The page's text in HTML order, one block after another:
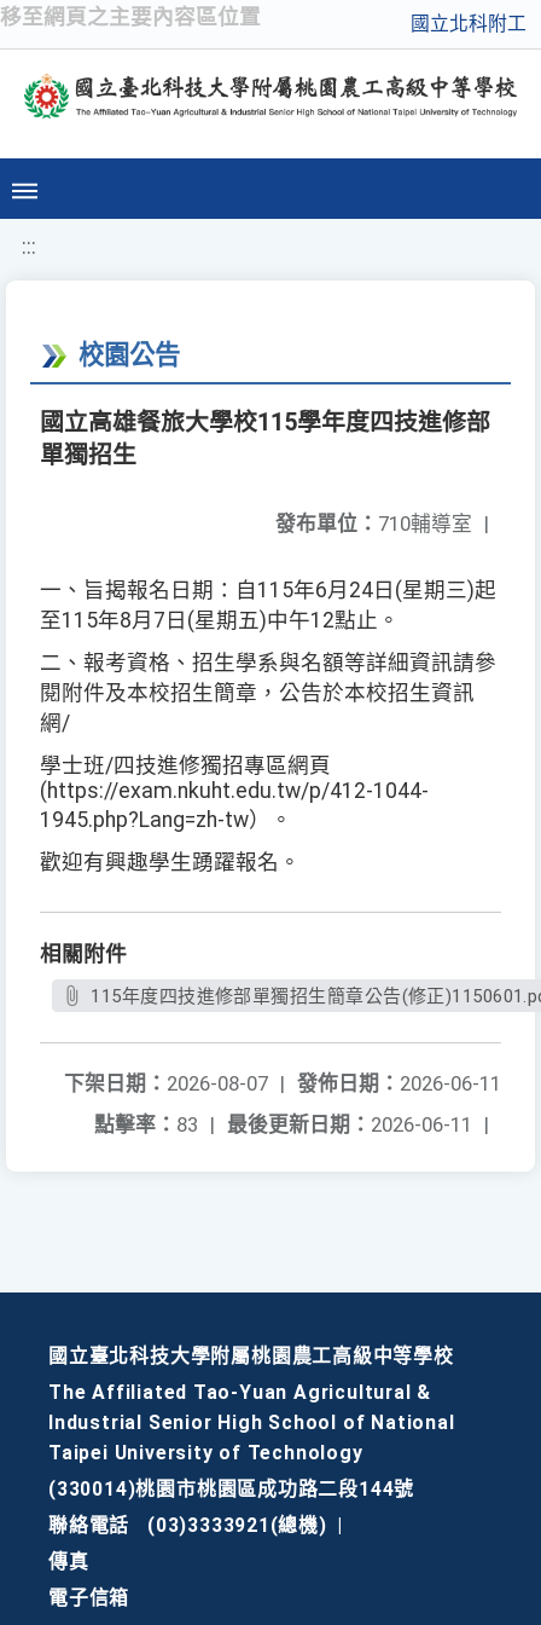
移至網頁之主要內容區位置 國立北科附工
:::
校園公告
國立高雄餐旅大學校115學年度四技進修部
單獨招生
發布單位： 710輔導室 |
一、旨揭報名日期：自115年6月24日(星期三)起
至115年8月7日(星期五)中午12點止。
二、報考資格、招生學系與名額等詳細資訊請參
閱附件及本校招生簡章，公告於本校招生資訊
網/
學士班/四技進修獨招專區網頁
(https://exam.nkuht.edu.tw/p/412-1044-
1945.php?Lang=zh-tw）。
歡迎有興趣學生踴躍報名。
相關附件
115年度四技進修部單獨招生簡章公告(修正
發佈日期： 2026-06-11
下架日期： 2026-08-07 |
最後更新日期： 2026-06-11 |
點擊率： 83 |
國立臺北科技大學附屬桃園農工高級中等學校
The Affiliated Tao-Yuan Agricultural &
Industrial Senior High School of National
Taipei University of Technology
(330014)桃園市桃園區成功路二段144號
聯絡電話
(03)3333921(總機)
傳真
電子信箱